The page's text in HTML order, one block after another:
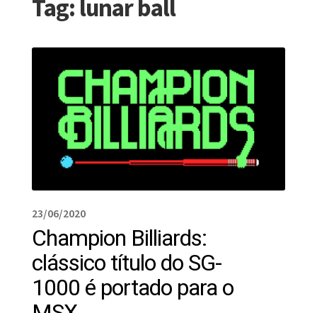
Tag: lunar ball
23/06/2020
Champion Billiards:
clássico título do SG-
1000 é portado para o